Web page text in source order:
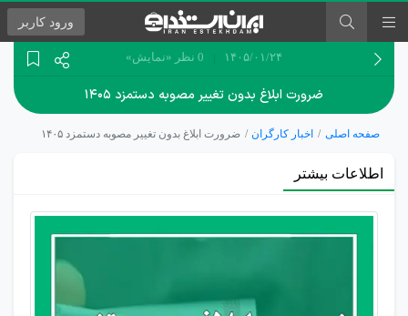
ورود کاربر
۱۴۰۵/۰۱/۲۴ 0 نظر «نمایش»
ضرورت ابلاغ بدون تغییر مصوبه دستمزد ۱۴۰۵
صفحه اصلی اخبار کارگران ضرورت ابلاغ بدون تغییر مصوبه دستمزد ۱۴۰۵
اطلاعات بیشتر
عدم